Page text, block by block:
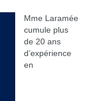
Mme Laramée
cumule plus
de 20 ans
d’expérience
en